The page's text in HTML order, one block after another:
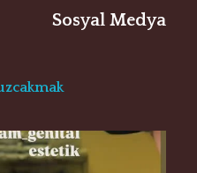
Sosyal Medya